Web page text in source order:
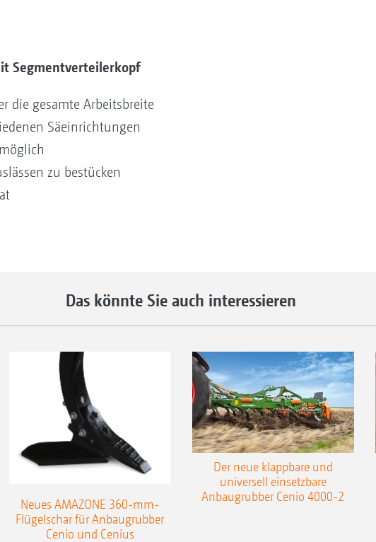
Segmentverteilerkopf
die gesamte Arbeitsbreite
Säeinrichtungen
zu bestücken
Das könnte Sie auch interessieren
Neues AMAZONE 360-mm-
Flügelschar für Anbaugrubber
Cenio und Cenius
Der neue klappbare und
universell einsetzbare
Anbaugrubber Cenio 4000-2